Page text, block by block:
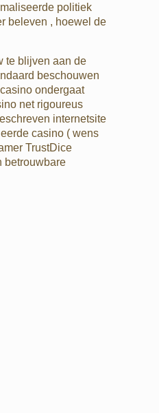
politiek
beleven , hoewel de
te blijven aan de
beschouwen
ondergaat
net rigoureus
internetsite
casino ( wens
TrustDice
betrouwbare